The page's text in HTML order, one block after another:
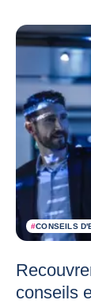
#CONSEILS
conseils